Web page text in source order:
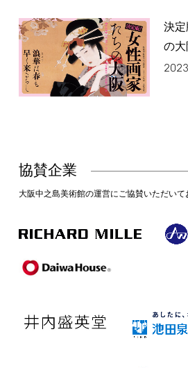
決
の大
協賛企業
大阪中之島美術館の運営にご協賛いただいて